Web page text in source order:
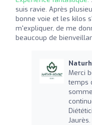
suis ravie. Après
bonne voie et les kilos
m'expliquer, de me
beaucoup de
Merci
temps
Jaurès.